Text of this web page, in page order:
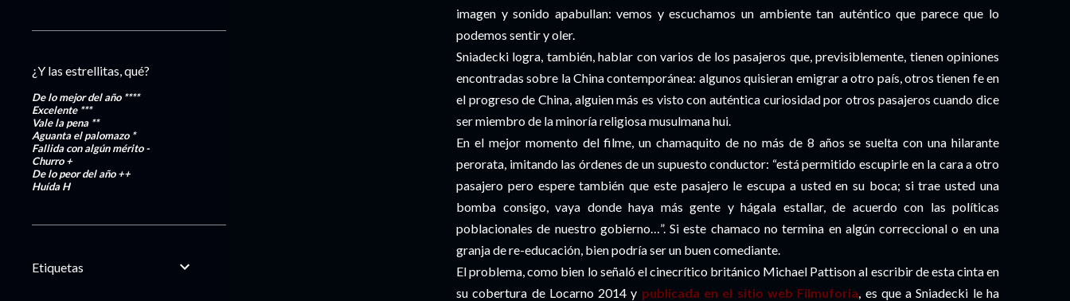
imagen y sonido apabullan: vemos y escuchamos un ambiente tan auténtico que parece que lo
podemos sentir y oler.
Sniadecki logra, también, hablar con varios de los pasajeros que, previsiblemente, tienen opiniones
encontradas sobre la China contemporánea: algunos quisieran emigrar a otro país, otros tienen fe en
el progreso de China, alguien más es visto con auténtica curiosidad por otros pasajeros cuando dice
ser miembro de la minoría religiosa musulmana hui.
En el mejor momento del filme, un chamaquito de no más de 8 años se suelta con una hilarante
perorata, imitando las órdenes de un supuesto conductor: “está permitido escupirle en la cara a otro
pasajero pero espere también que este pasajero le escupa a usted en su boca; si trae usted una
bomba consigo, vaya donde haya más gente y hágala estallar, de acuerdo con las políticas
poblacionales de nuestro gobierno…”. Si este chamaco no termina en algún correccional o en una
granja de re-educación, bien podría ser un buen comediante.
El problema, como bien lo señaló el cinecrítico británico Michael Pattison al escribir de esta cinta en
su cobertura de Locarno 2014 y publicada en el sitio web Filmuforia , es que a Sniadecki le ha
¿Y las estrellitas, qué?
De lo mejor del año ****
Excelente***
Vale la pena **
Aguanta el palomazo *
Fallida con algún mérito-
Churro+
De lo peor del año++
HuídaH
Etiquetas